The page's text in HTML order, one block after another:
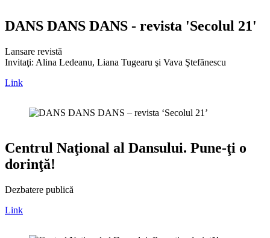
DANS DANS DANS - revista 'Secolul 21'
Lansare revistă
Invitaţi: Alina Ledeanu, Liana Tugearu şi Vava Ştefănescu
Link
Centrul Naţional al Dansului. Pune-ţi o
dorinţă!
Dezbatere publică
Link